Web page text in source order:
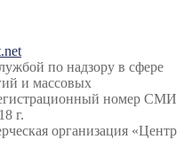
по надзору в сфере
и массовых
номер СМИ
г.
организация «Центр